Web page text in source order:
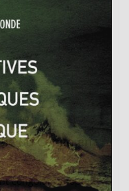
Comments
du Congo en
congolais adoptait